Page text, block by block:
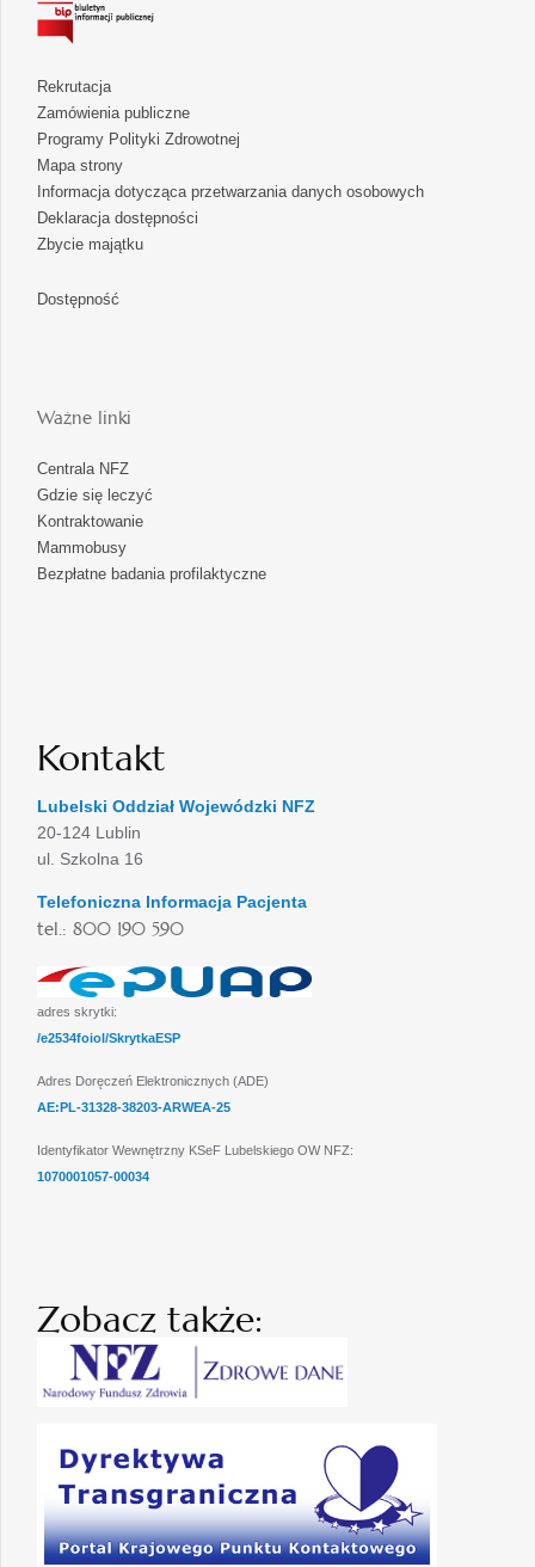
Rekrutacja
Zamówienia publiczne
Programy Polityki Zdrowotnej
Mapa strony
Informacja dotycząca przetwarzania danych osobowych
Deklaracja dostępności
Zbycie majątku
Dostępność
Ważne linki
Centrala NFZ
Gdzie się leczyć
Kontraktowanie
Mammobusy
Bezpłatne badania profilaktyczne
Kontakt
Lubelski Oddział Wojewódzki NFZ
20-124 Lublin
ul. Szkolna 16
Telefoniczna Informacja Pacjenta
tel.: 800 190 590
adres skrytki:
/e2534foiol/SkrytkaESP
Adres Doręczeń Elektronicznych (ADE)
AE:PL-31328-38203-ARWEA-25
Identyfikator Wewnętrzny KSeF Lubelskiego OW NFZ:
1070001057-00034
Zobacz także: